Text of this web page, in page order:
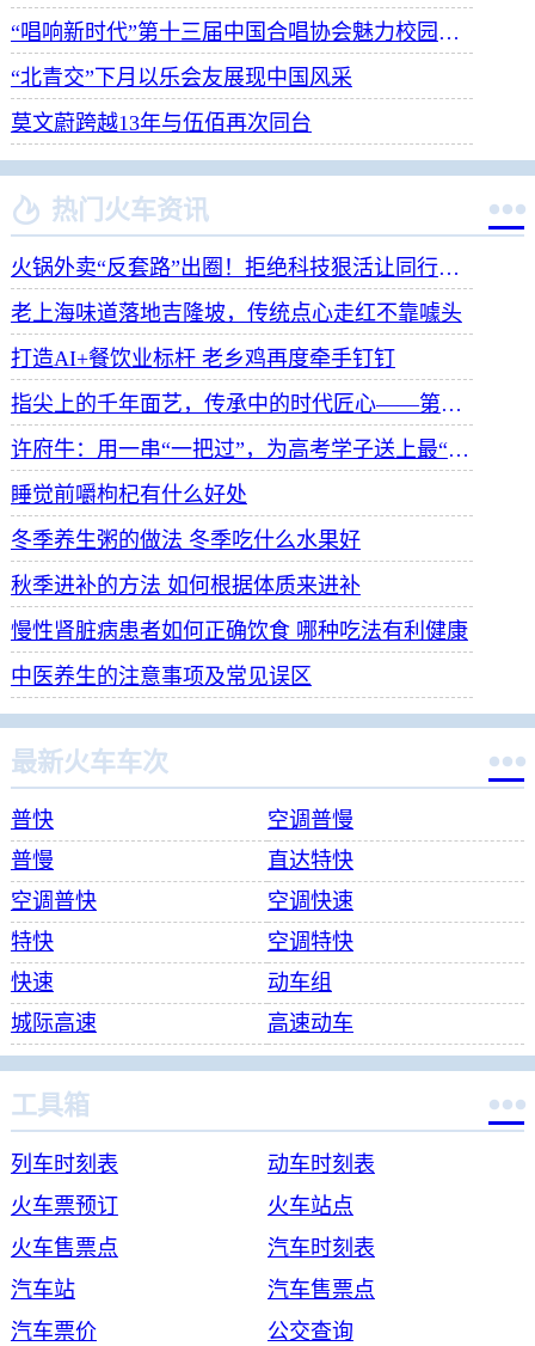
“唱响新时代”第十三届中国合唱协会魅力校园合唱展演开幕
“北青交”下月以乐会友展现中国风采
莫文蔚跨越13年与伍佰再次同台
 热门火车资讯 
火锅外卖“反套路”出圈！拒绝科技狠活让同行颤抖
老上海味道落地吉隆坡，传统点心走红不靠噱头
打造AI+餐饮业标杆 老乡鸡再度牵手钉钉
指尖上的千年面艺，传承中的时代匠心——第八届“安琪酵母杯”中华发酵面食大赛武汉赛区开赛
许府牛：用一串“一把过”，为高考学子送上最“牛”祝福
睡觉前嚼枸杞有什么好处
冬季养生粥的做法 冬季吃什么水果好
秋季进补的方法 如何根据体质来进补
慢性肾脏病患者如何正确饮食 哪种吃法有利健康
中医养生的注意事项及常见误区
最新火车车次 
普快
空调普慢
普慢
直达特快
空调普快
空调快速
特快
空调特快
快速
动车组
城际高速
高速动车
工具箱 
列车时刻表
动车时刻表
火车票预订
火车站点
火车售票点
汽车时刻表
汽车站
汽车售票点
汽车票价
公交查询